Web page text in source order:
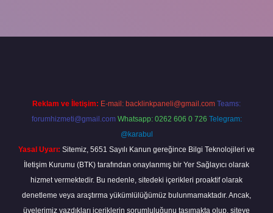
Reklam ve İletişim: E-mail: backlinkpaneli@gmail.com Teams:
forumhizmeti@gmail.com Whatsapp: 0262 606 0 726 Telegram:
@karabul
Yasal Uyarı: Sitemiz, 5651 Sayılı Kanun gereğince Bilgi Teknolojileri ve
İletişim Kurumu (BTK) tarafından onaylanmış bir Yer Sağlayıcı olarak
hizmet vermektedir. Bu nedenle, sitedeki içerikleri proaktif olarak
denetleme veya araştırma yükümlülüğümüz bulunmamaktadır. Ancak,
üyelerimiz yazdıkları içeriklerin sorumluluğunu taşımakta olup, siteye